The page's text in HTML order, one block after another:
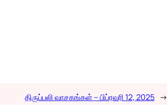
திருப்பலி வாசகங்கள் – பிப்ரவரி 12, 2025 →